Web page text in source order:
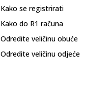
Kako se registrirati
Kako do R1 računa
Odredite veličinu obuće
Odredite veličinu odjeće